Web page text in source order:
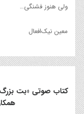
ولی هنوز فشنگی…
معین نیک‌افعال
کتاب صوتی «بت
همکاری ۱۱۶ نفر